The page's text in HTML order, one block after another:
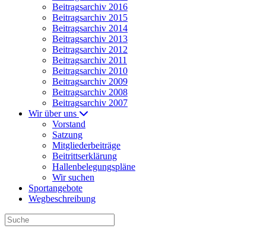
Beitragsarchiv 2016
Beitragsarchiv 2015
Beitragsarchiv 2014
Beitragsarchiv 2013
Beitragsarchiv 2012
Beitragsarchiv 2011
Beitragsarchiv 2010
Beitragsarchiv 2009
Beitragsarchiv 2008
Beitragsarchiv 2007
Wir über uns
Vorstand
Satzung
Mitgliederbeiträge
Beitrittserklärung
Hallenbelegungspläne
Wir suchen
Sportangebote
Wegbeschreibung